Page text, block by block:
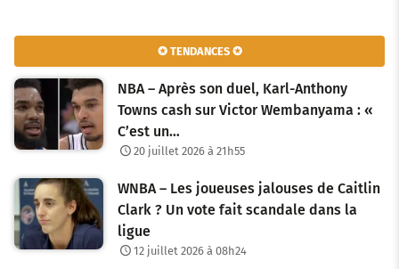
✪ TENDANCES ✪
NBA – Après son duel, Karl-Anthony
Towns cash sur Victor Wembanyama : «
C’est un…
20 juillet 2026 à 21h55
WNBA – Les joueuses jalouses de Caitlin
Clark ? Un vote fait scandale dans la
ligue
12 juillet 2026 à 08h24